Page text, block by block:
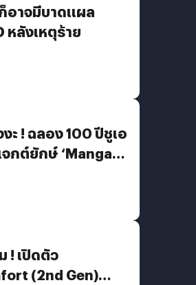
อาจมีบาดแผล
หลังเหตุร้าย
ะ ! ฉลอง 100 ปีชูเอ
จกต์ยักษ์ ‘Manga
ย
! เปิดตัว
(2nd Gen)